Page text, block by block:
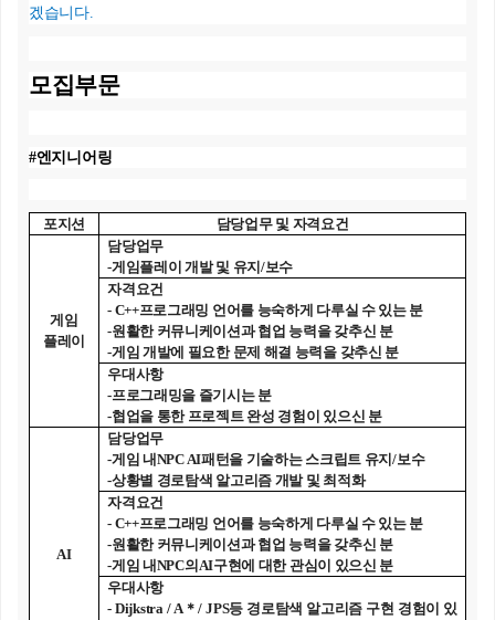
겠습니다.
모집부문
#엔지니어링
포지션 담당업무 및 자격요건
게임
플레이
담당업무
-게임플레이 개발 및 유지 /보수
자격요건
- C++프로그래밍 언어를 능숙하게 다루실 수 있는 분
-원활한 커뮤니케이션과 협업 능력을 갖추신 분
-게임 개발에 필요한 문제 해결 능력을 갖추신 분
우대사항
-프로그래밍을 즐기시는 분
-협업을 통한 프로젝트 완성 경험이 있으신 분
AI
담당업무
-게임 내NPC AI패턴을 기술하는 스크립트 유지/보수
-상황별 경로탐색 알고리즘 개발 및 최적화
자격요건
- C++프로그래밍 언어를 능숙하게 다루실 수 있는 분
-원활한 커뮤니케이션과 협업 능력을 갖추신 분
-게임 내NPC의 AI구현에 대한 관심이 있으신 분
우대사항
- Dijkstra / A＊/ JPS등 경로탐색 알고리즘 구현 경험이 있